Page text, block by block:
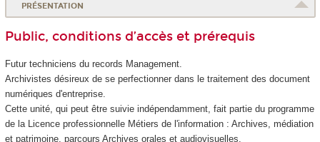
PRÉSENTATION
Public, conditions d’accès et prérequis
Futur techniciens du records Management.
Archivistes désireux de se perfectionner dans le traitement des document
numériques d'entreprise.
Cette unité, qui peut être suivie indépendamment, fait partie du programme
de la Licence professionnelle Métiers de l'information : Archives, médiation
et patrimoine, parcours Archives orales et audiovisuelles.